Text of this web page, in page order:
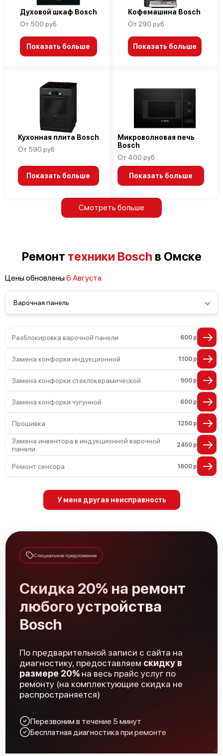
Духовой шкаф Bosch
От 500 руб
Показать больше
Кофемашина Bosch
От 290 руб
Показать больше
Кухонная плита Bosch
От 590 руб
Показать больше
Микроволновая печь
Bosch
От 400 руб
Показать больше
Смотреть больше
Ремонт техники Bosch в Омске
Цены обновлены6 Августа
Варочная панель
Разблокировка варочной панели 600 р
Замена конфорки индукционной 1100 р
Замена конфорки стеклокерамической 900 р
Замена конфорки чугунной 600 р
Прошивка 1250 р
Замена инвентора в индукционной варочной
панели
2450 р
Ремонт сенсора 1600 р
Ремонт модуля управления 1900 р
Ремонт переключателя 750 р
Замена сенсора
У меня другая неисправность
Специальное предложение
Скидка 20% на ремонт
любого устройства
Bosch
По предварительной записи с сайта на
диагностику, предоставляем скидку в
размере 20% на весь прайс услуг по
ремонту (на комплектующие скидка не
распространяется)
Перезвоним в течение 5 минут
Бесплатная диагностика при ремонте